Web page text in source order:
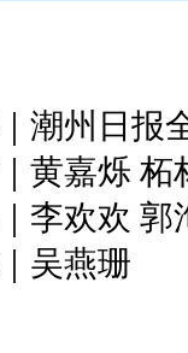
潮州日报
黄嘉烁 柘
李欢欢 郭
吴燕珊